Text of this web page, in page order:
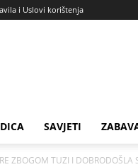
i Uslovi korištenja
SAVJETI
ZBOGOM TUZI I DOBRODOŠLA